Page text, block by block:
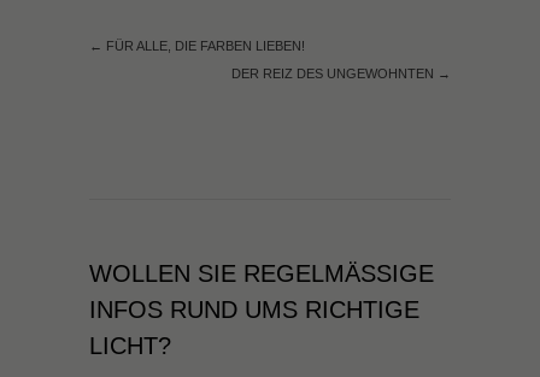
← FÜR ALLE, DIE FARBEN LIEBEN!
DER REIZ DES UNGEWOHNTEN →
WOLLEN SIE REGELMÄSSIGE I
NFOS RUND UMS RICHTIGE L
ICHT?